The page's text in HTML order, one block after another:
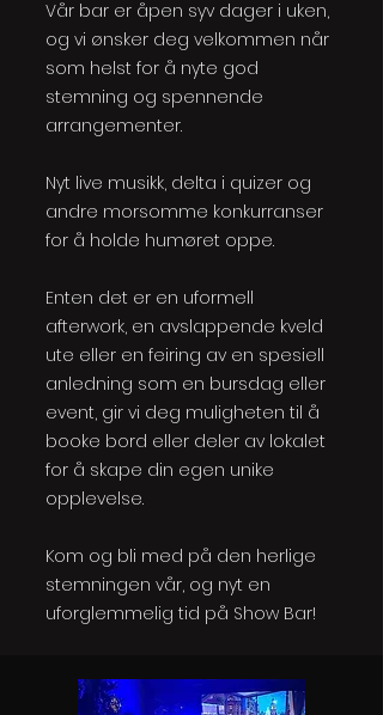
Vår bar er åpen syv dager i uken,
og vi ønsker deg velkommen når
som helst for å nyte god
stemning og spennende
arrangementer.
Nyt live musikk, delta i quizer og
andre morsomme konkurranser
for å holde humøret oppe.
Enten det er en uformell
afterwork, en avslappende kveld
ute eller en feiring av en spesiell
anledning som en bursdag eller
event, gir vi deg muligheten til å
booke bord eller deler av lokalet
for å skape din egen unike
opplevelse.
Kom og bli med på den herlige
stemningen vår, og nyt en
uforglemmelig tid på Show Bar!